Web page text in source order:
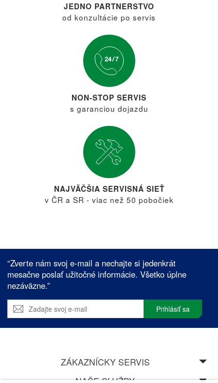
JEDNO PARTNERSTVO
od konzultácie po servis
NON-STOP SERVIS
s garanciou dojazdu
NAJVÄČŠIA SERVISNÁ SIEŤ
v ČR a SR - viac než 50 pobočiek
“Zverte nám svoj e-mail a nechajte si jedenkrát
mesačne poslať užitočné informácie. Všetko úplne
nezáväzne.”
Prihlásiť sa
ZÁKAZNÍCKY SERVIS